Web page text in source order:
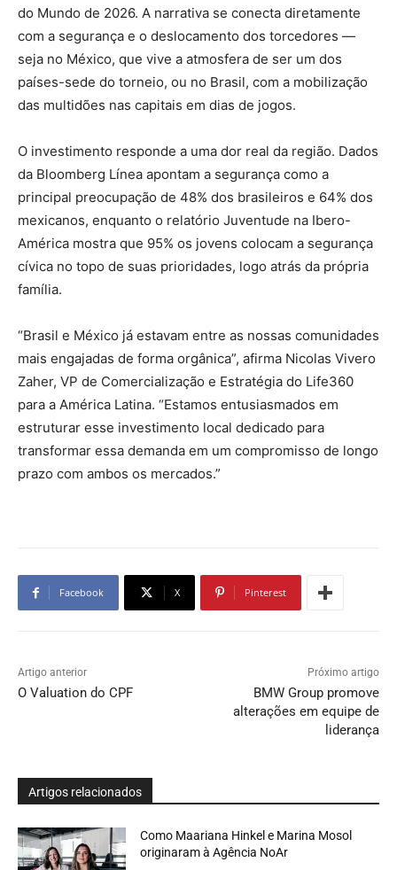
do Mundo de 2026. A narrativa se conecta diretamente
com a segurança e o deslocamento dos torcedores —
seja no México, que vive a atmosfera de ser um dos
países-sede do torneio, ou no Brasil, com a mobilização
das multidões nas capitais em dias de jogos.
O investimento responde a uma dor real da região. Dados
da Bloomberg Línea apontam a segurança como a
principal preocupação de 48% dos brasileiros e 64% dos
mexicanos, enquanto o relatório Juventude na Ibero-
América mostra que 95% os jovens colocam a segurança
cívica no topo de suas prioridades, logo atrás da própria
família.
“Brasil e México já estavam entre as nossas comunidades
mais engajadas de forma orgânica”, afirma Nicolas Vivero
Zaher, VP de Comercialização e Estratégia do Life360
para a América Latina. “Estamos entusiasmados em
estruturar esse investimento local dedicado para
transformar essa demanda em um compromisso de longo
prazo com ambos os mercados.”
Facebook X Pinterest
Artigo anterior
O Valuation do CPF
Próximo artigo
BMW Group promove
alterações em equipe de
liderança
Artigos relacionados
Como Maariana Hinkel e Marina Mosol
originaram à Agência NoAr